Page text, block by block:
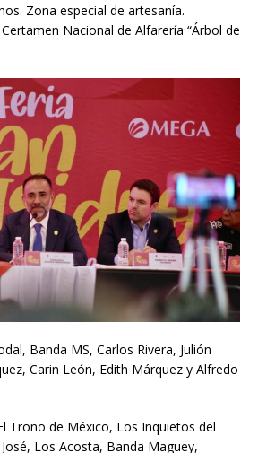
Zona especial de artesanía.
Nacional de Alfarería “Árbol de
Banda MS, Carlos Rivera, Julión
Carin León, Edith Márquez y Alfredo
Trono de México, Los Inquietos del
Los Acosta, Banda Maguey,